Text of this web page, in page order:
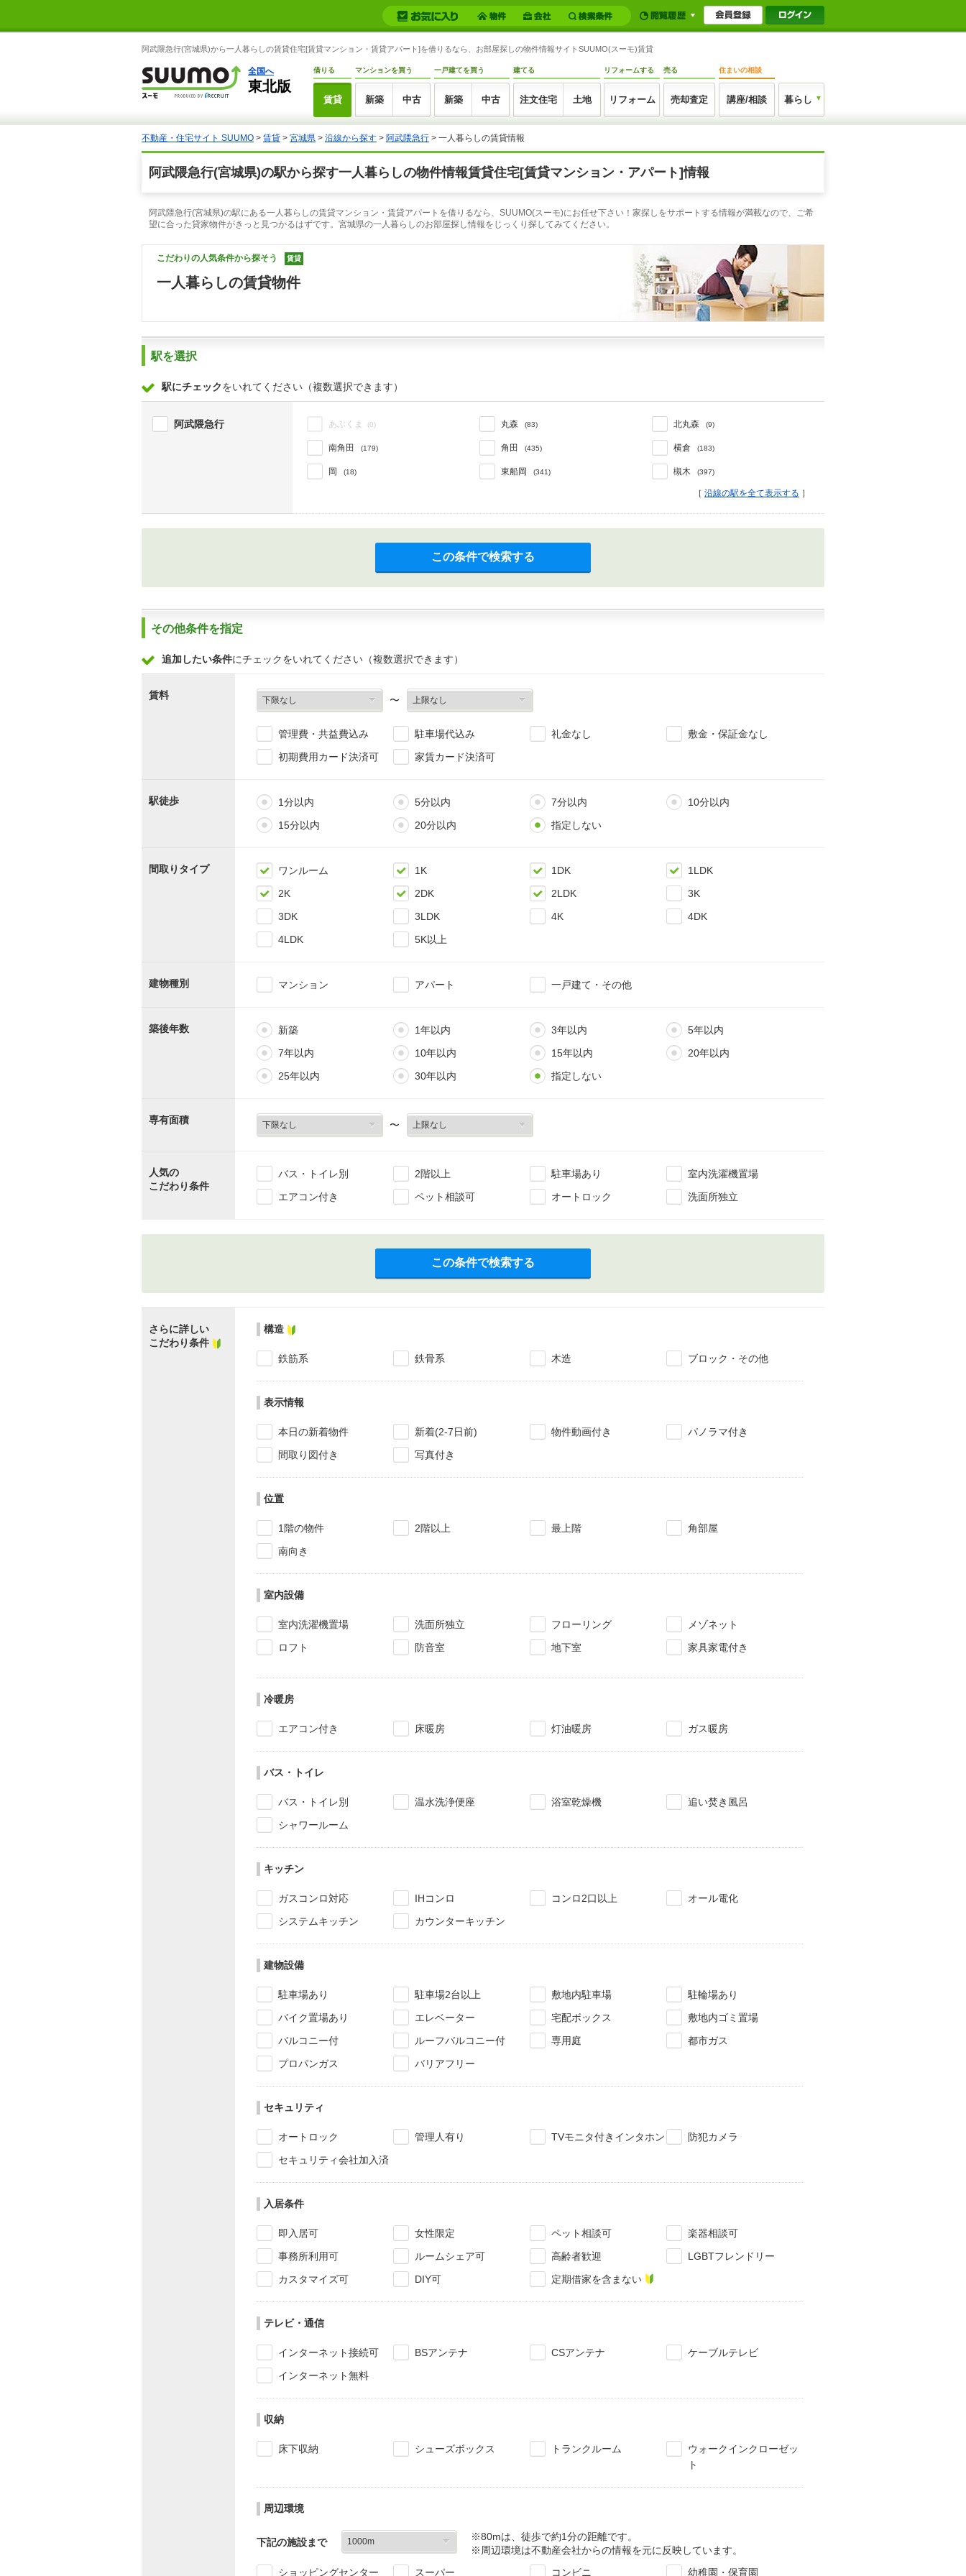
阿武隈急行(宮城県)から一人暮らしの賃貸住宅[賃貸マンション・賃貸アパート]を借りるなら、お部屋探しの物件情報サイトSUUMO(スーモ)賃貸
全国へ
東北版
借りる
賃貸
マンションを買う
新築 中古
一戸建てを買う
新築 中古
建てる
注文住宅 土地
リフォームする
リフォーム
売る
売却査定
住まいの相談
講座/相談 暮らし
不動産・住宅サイト SUUMO > 賃貸 > 宮城県 > 沿線から探す > 阿武隈急行 > 一人暮らしの賃貸情報
阿武隈急行(宮城県)の駅から探す一人暮らしの物件情報賃貸住宅[賃貸マンション・アパート]情報
阿武隈急行(宮城県)の駅にある一人暮らしの賃貸マンション・賃貸アパートを借りるなら、SUUMO(スーモ)にお任せ下さい！家探しをサポートする情報が満載なので、ご希
望に合った貸家物件がきっと見つかるはずです。宮城県の一人暮らしのお部屋探し情報をじっくり探してみてください。
こだわりの人気条件から探そう 賃貸
一人暮らしの賃貸物件
駅を選択
駅にチェックをいれてください（複数選択できます）
阿武隈急行 あぶくま (0) 丸森 (83) 北丸森 (9)
南角田 (179) 角田 (435) 横倉 (183)
岡 (18) 東船岡 (341) 槻木 (397)
［ 沿線の駅を全て表示する ］
この条件で検索する
その他条件を指定
追加したい条件にチェックをいれてください（複数選択できます）
賃料 〜
管理費・共益費込み 駐車場代込み 礼金なし
敷金・保証金なし
初期費用カード決済可
家賃カード決済可
駅徒歩 1分以内 5分以内 7分以内
10分以内
15分以内
20分以内 指定しない
間取りタイプ ワンルーム 1K 1DK
1LDK
2K
2DK 2LDK
3K
3DK
3LDK 4K
4DK
4LDK
5K以上
建物種別 マンション アパート 一戸建て・その他
築後年数 新築 1年以内 3年以内
5年以内
7年以内
10年以内 15年以内
20年以内
25年以内
30年以内 指定しない
専有面積 〜
人気の
こだわり条件
バス・トイレ別 2階以上 駐車場あり
室内洗濯機置場
エアコン付き
ペット相談可 オートロック 洗面所独立
この条件で検索する
さらに詳しい
こだわり条件
構造
鉄筋系 鉄骨系 木造 ブロック・その他
表示情報
本日の新着物件 新着(2-7日前) 物件動画付き
パノラマ付き
間取り図付き
写真付き
位置
1階の物件 2階以上 最上階
角部屋
南向き
室内設備
室内洗濯機置場 洗面所独立 フローリング
メゾネット
ロフト
防音室 地下室 家具家電付き
冷暖房
エアコン付き 床暖房 灯油暖房 ガス暖房
バス・トイレ
バス・トイレ別 温水洗浄便座 浴室乾燥機
追い焚き風呂
シャワールーム
キッチン
ガスコンロ対応 IHコンロ コンロ2口以上
オール電化
システムキッチン
カウンターキッチン
建物設備
駐車場あり 駐車場2台以上 敷地内駐車場
駐輪場あり
バイク置場あり
エレベーター 宅配ボックス
敷地内ゴミ置場
バルコニー付
ルーフバルコニー付 専用庭
都市ガス
プロパンガス
バリアフリー
セキュリティ
オートロック 管理人有り TVモニタ付きインタホン
防犯カメラ
セキュリティ会社加入済
入居条件
即入居可 女性限定 ペット相談可
楽器相談可
事務所利用可
ルームシェア可 高齢者歓迎
LGBTフレンドリー
カスタマイズ可
DIY可 定期借家を含まない
テレビ・通信
インターネット接続可 BSアンテナ CSアンテナ
ケーブルテレビ
インターネット無料
収納
床下収納 シューズボックス トランクルーム
ウォークインクローゼッ
ト
周辺環境
下記の施設まで
※80mは、徒歩で約1分の距離です。
※周辺環境は不動産会社からの情報を元に反映しています。
ショッピングセンター
スーパー コンビニ 幼稚園・保育園